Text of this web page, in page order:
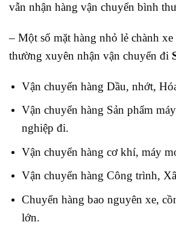
vẫn nhận hàng vận chuyển bình
– Một số mặt hàng nhỏ lẻ chành
thường xuyên nhận vận chuyển đi
Vận chuyển hàng Dầu, nhớt,
Vận chuyển hàng Sản phẩm
nghiệp đi.
Vận chuyển hàng cơ khí, máy
Vận chuyển hàng Công trình,
Chuyển hàng bao nguyên xe,
lớn.